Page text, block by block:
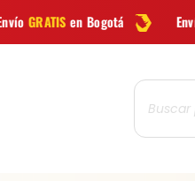
Envío gratis a todo
de